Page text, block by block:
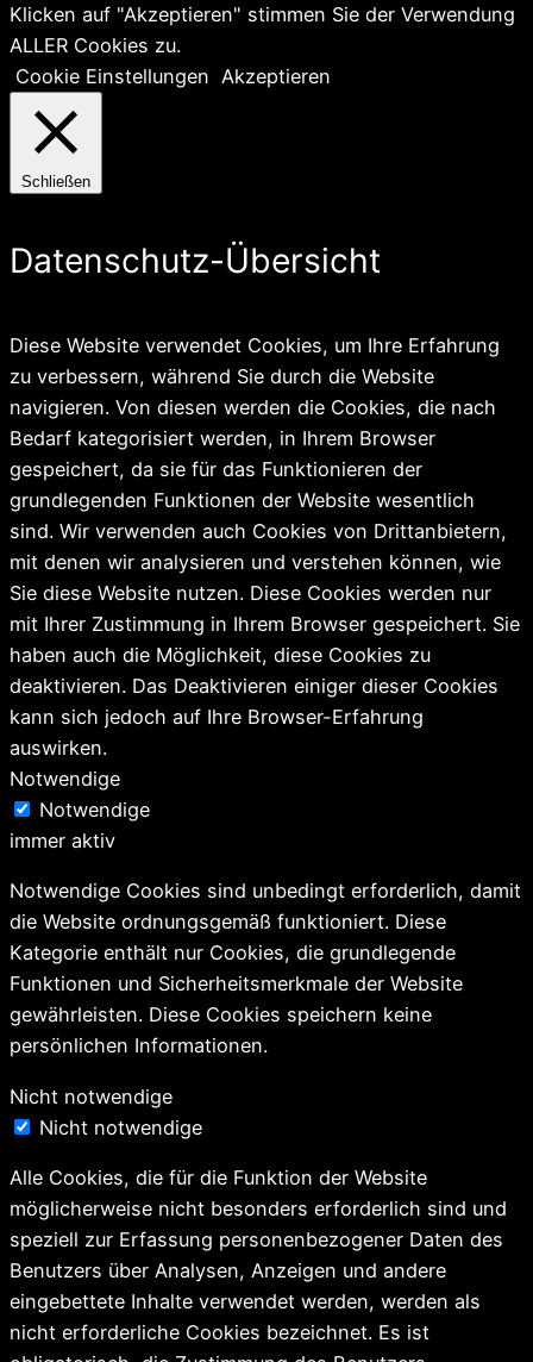
Klicken auf "Akzeptieren" stimmen Sie der Verwendung
ALLER Cookies zu.
Cookie Einstellungen Akzeptieren
Schließen
Datenschutz-Übersicht
Diese Website verwendet Cookies, um Ihre Erfahrung
zu verbessern, während Sie durch die Website
navigieren. Von diesen werden die Cookies, die nach
Bedarf kategorisiert werden, in Ihrem Browser
gespeichert, da sie für das Funktionieren der
grundlegenden Funktionen der Website wesentlich
sind. Wir verwenden auch Cookies von Drittanbietern,
mit denen wir analysieren und verstehen können, wie
Sie diese Website nutzen. Diese Cookies werden nur
mit Ihrer Zustimmung in Ihrem Browser gespeichert. Sie
haben auch die Möglichkeit, diese Cookies zu
deaktivieren. Das Deaktivieren einiger dieser Cookies
kann sich jedoch auf Ihre Browser-Erfahrung
auswirken.
Notwendige
Notwendige
immer aktiv
Notwendige Cookies sind unbedingt erforderlich, damit
die Website ordnungsgemäß funktioniert. Diese
Kategorie enthält nur Cookies, die grundlegende
Funktionen und Sicherheitsmerkmale der Website
gewährleisten. Diese Cookies speichern keine
persönlichen Informationen.
Nicht notwendige
Nicht notwendige
Alle Cookies, die für die Funktion der Website
möglicherweise nicht besonders erforderlich sind und
speziell zur Erfassung personenbezogener Daten des
Benutzers über Analysen, Anzeigen und andere
eingebettete Inhalte verwendet werden, werden als
nicht erforderliche Cookies bezeichnet. Es ist